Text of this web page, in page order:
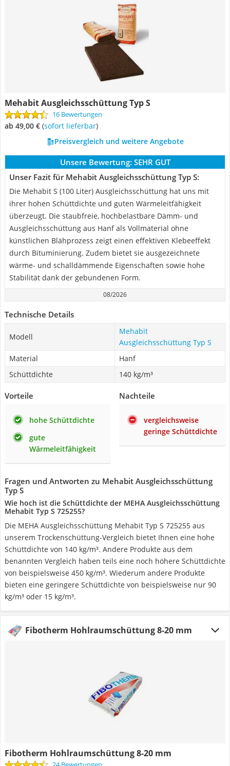
Mehabit Ausgleichsschüttung Typ S
16 Bewertungen
ab 49,00 € ( Sofort lieferbar)
Preisvergleich und weitere Angebote
Unsere Bewertung: SEHR GUT
Unser Fazit für Mehabit Ausgleichsschüttung Typ S:
Die Mehabit S (100 Liter) Ausgleichsschüttung hat uns mit
ihrer hohen Schüttdichte und guten Wärmeleitfähigkeit
überzeugt. Die staubfreie, hochbelastbare Dämm- und
Ausgleichsschüttung aus Hanf als Vollmaterial ohne
künstlichen Blähprozess zeigt einen effektiven Klebeeffekt
durch Bituminierung. Zudem bietet sie ausgezeichnete
wärme- und schalldämmende Eigenschaften sowie hohe
Stabilität dank der gebundenen Form.
08/2026
Technische Details
Modell
Mehabit
Ausgleichsschüttung Typ S
Material
Hanf
Schüttdichte
140 kg/m³
Vorteile
hohe Schüttdichte
gute
Wärmeleitfähigkeit
Nachteile
vergleichsweise
geringe Schüttdichte
Fragen und Antworten zu Mehabit Ausgleichsschüttung
Typ S
Wie hoch ist die Schüttdichte der MEHA Ausgleichsschüttung
Mehabit Typ S 725255?
Die MEHA Ausgleichsschüttung Mehabit Typ S 725255 aus
unserem Trockenschüttung-Vergleich bietet Ihnen eine hohe
Schüttdichte von 140 kg/m³. Andere Produkte aus dem
benannten Vergleich haben teils eine noch höhere Schüttdichte
von beispielsweise 450 kg/m³. Wiederum andere Produkte
bieten eine geringere Schüttdichte von beispielsweise nur 90
kg/m³ oder 15 kg/m³.
Fibotherm Hohlraumschüttung 8-20 mm
Fibotherm Hohlraumschüttung 8-20 mm